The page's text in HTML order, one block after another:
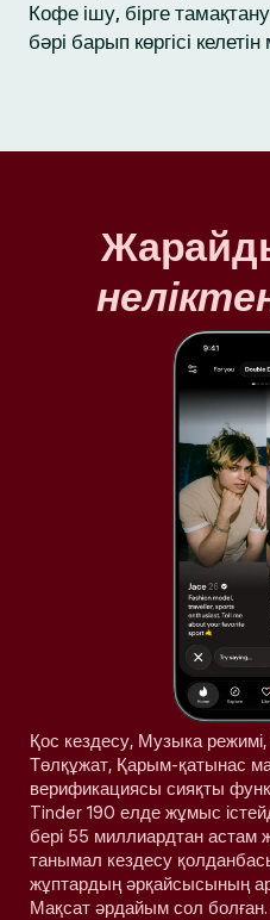
Кофе ішу, бірге
бәрі барып көргісі
Қос кездесу, Музыка
Төлқұжат, Қарым-қатынас
верификациясы сияқты
Tinder 190 елде жұмыс
бері 55 миллиардтан астам
танымал кездесу
жұптардың әрқайсысының
Мақсат әрдайым сол